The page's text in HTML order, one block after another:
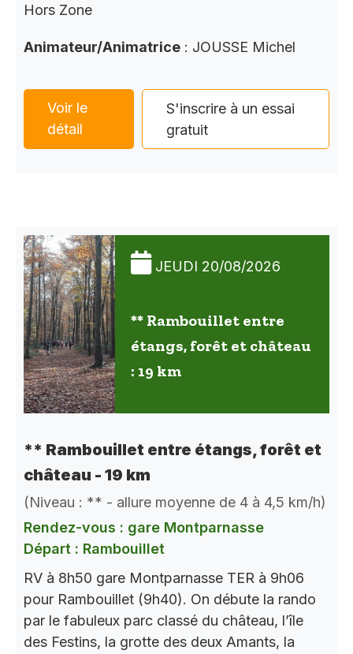
Hors Zone
Animateur/Animatrice : JOUSSE Michel
Voir le
détail
S'inscrire à un essai
gratuit
JEUDI 20/08/2026
** Rambouillet entre
étangs, forêt et château
: 19 km
** Rambouillet entre étangs, forêt et
château - 19 km
(Niveau : ** - allure moyenne de 4 à 4,5 km/h)
Rendez-vous : gare Montparnasse
Départ : Rambouillet
RV à 8h50 gare Montparnasse TER à 9h06
pour Rambouillet (9h40). On débute la rando
par le fabuleux parc classé du château, l’île
des Festins, la grotte des deux Amants, la